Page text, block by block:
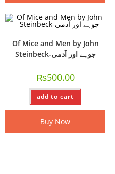
Of Mice and Men by John
Steinbeck-چوہے اور آدمی
₨500.00
add to cart
Buy Now